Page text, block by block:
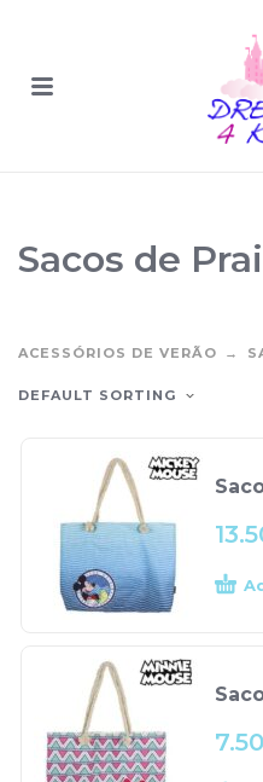
Sacos de
ACESSÓRIOS DE VERÃO
DEFAULT SORTING
7.50